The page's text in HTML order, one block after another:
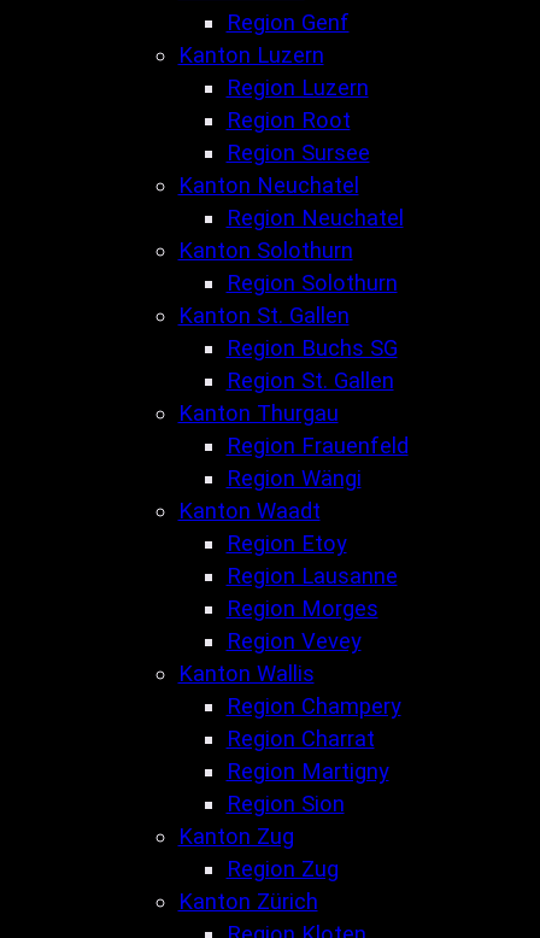
Region Genf
Kanton Luzern
Region Luzern
Region Root
Region Sursee
Kanton Neuchatel
Region Neuchatel
Kanton Solothurn
Region Solothurn
Kanton St. Gallen
Region Buchs SG
Region St. Gallen
Kanton Thurgau
Region Frauenfeld
Region Wängi
Kanton Waadt
Region Etoy
Region Lausanne
Region Morges
Region Vevey
Kanton Wallis
Region Champery
Region Charrat
Region Martigny
Region Sion
Kanton Zug
Region Zug
Kanton Zürich